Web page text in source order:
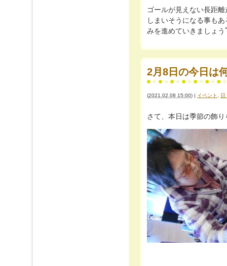
ゴールが見えない長距
しまいそうになる事も
みを進めていきましょう
2月8日の今日は
(2021.02.08 15:00) | イベント 日
さて、本日は季節の飾